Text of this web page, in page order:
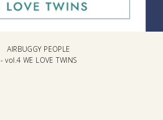
AIRBUGGY PEOPLE
- vol.4 WE LOVE TWINS